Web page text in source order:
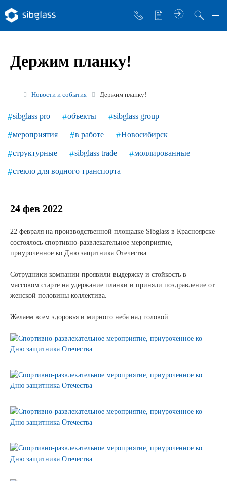
Управляющая компания
Реквизиты
Новости и события
Продажа недвижимости
Продукция
Листовое стекло
Стекло для строительства и интерьера
Стекло для машиностроения
Стекло для мебели, оборудования и бытовой техники
Светопрозрачные конструкции для розничных
заказчиков
Техподдержка
Держим планку!
Новости и события Держим планку!
24 фев 2022
22 февраля на производственной площадке Sibglass в Красноярске
состоялось спортивно-развлекательное мероприятие,
приуроченное ко Дню защитника Отечества.
Сотрудники компании проявили выдержку и стойкость в
массовом старте на удержание планки и приняли поздравление от
женской половины коллектива.
Желаем всем здоровья и мирного неба над головой.
sibglass pro объекты sibglass group
мероприятия в работе Новосибирск
структурные sibglass trade моллированные
стекло для водного транспорта